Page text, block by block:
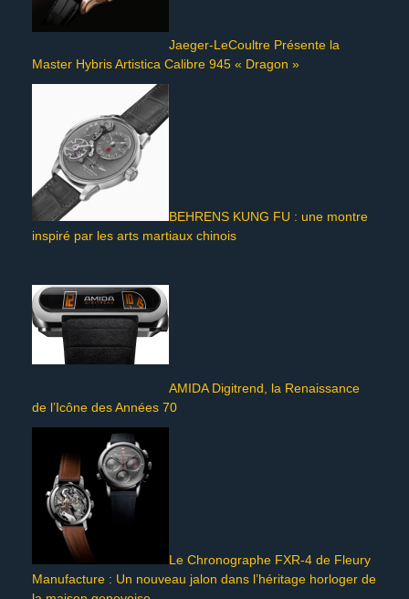
Jaeger-LeCoultre Présente la
Master Hybris Artistica Calibre 945 « Dragon »
BEHRENS KUNG FU : une montre
inspiré par les arts martiaux chinois
AMIDA Digitrend, la Renaissance
de l’Icône des Années 70
Le Chronographe FXR-4 de Fleury
Manufacture : Un nouveau jalon dans l’héritage horloger de